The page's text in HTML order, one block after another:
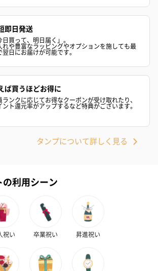
お届けいたします。ギフトへの＋αにおすすめ
同梱してお届けします。
即日発送
日買って、明日届く」。
れや豊富なラッピングやオプションを施しても最
翌日にお届けが可能です。
ば買うほどお得に
ランクに応じてお得なクーポンが受け取れたり、
ント還元率がアップするなど特典がございます。
タンプについて詳しく見る
利用シーン
祝い 卒業祝い 昇進祝い